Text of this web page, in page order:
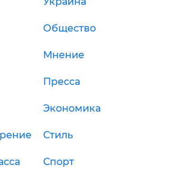
Общество
Мнение
Пресса
Экономика
Стиль
Спорт